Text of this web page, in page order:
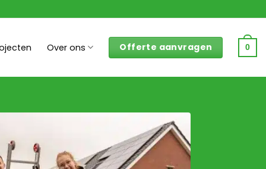
Over ons Offerte aanvragen 0